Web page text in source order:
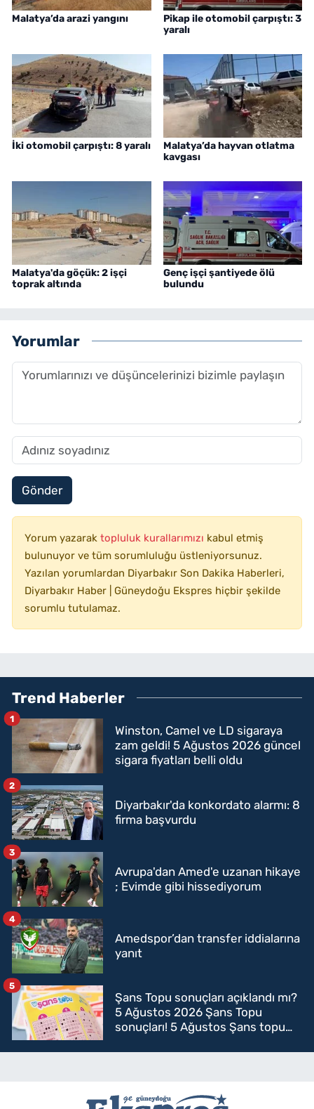
Malatya’da arazi yangını
Pikap ile otomobil çarpıştı: 3
yaralı
İki otomobil çarpıştı: 8 yaralı
Malatya’da hayvan otlatma
kavgası
Malatya'da göçük: 2 işçi
toprak altında
Genç işçi şantiyede ölü
bulundu
Yorumlar
Gönder
Yorum yazarak topluluk kurallarımızı kabul etmiş
bulunuyor ve tüm sorumluluğu üstleniyorsunuz.
Yazılan yorumlardan Diyarbakır Son Dakika Haberleri,
Diyarbakır Haber | Güneydoğu Ekspres hiçbir şekilde
sorumlu tutulamaz.
Trend Haberler
Winston, Camel ve LD sigaraya
zam geldi! 5 Ağustos 2026 güncel
sigara fiyatları belli oldu
1
Diyarbakır'da konkordato alarmı: 8
firma başvurdu
2
Avrupa'dan Amed'e uzanan hikaye
; Evimde gibi hissediyorum
3
Amedspor’dan transfer iddialarına
yanıt
4
Şans Topu sonuçları açıklandı mı?
5 Ağustos 2026 Şans Topu
sonuçları! 5 Ağustos Şans topu
5